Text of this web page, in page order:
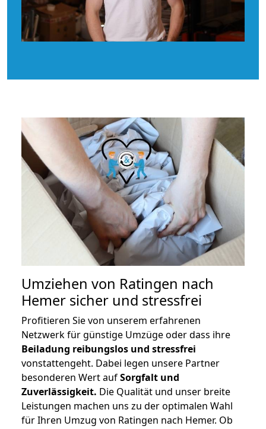
Umziehen von Ratingen nach
Hemer sicher und stressfrei
Profitieren Sie von unserem erfahrenen
Netzwerk für günstige Umzüge oder dass ihre
Beiladung reibungslos und stressfrei
vonstattengeht. Dabei legen unsere Partner
besonderen Wert aufSorgfalt und
Zuverlässigkeit. Die Qualität und unser breite
Leistungen machen uns zu der optimalen Wahl
für Ihren Umzug von Ratingen nach Hemer. Ob